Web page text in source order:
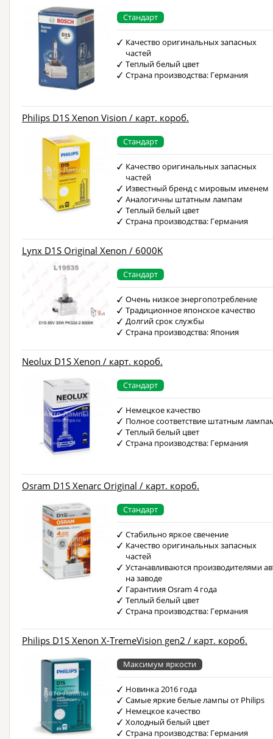
Стандарт
Качество оригинальных запасных
частей
Теплый белый цвет
Страна производства: Германия
Philips D1S Xenon Vision / карт. короб.
Стандарт
Качество оригинальных запасных
частей
Известный бренд с мировым именем
Аналогичны штатным лампам
Теплый белый цвет
Страна производства: Германия
Lynx D1S Original Xenon / 6000K
Стандарт
Очень низкое энергопотребление
Традиционное японское качество
Долгий срок службы
Страна производства: Япония
Neolux D1S Xenon / карт. короб.
Стандарт
Немецкое качество
Полное соответствие штатным
Теплый белый цвет
Страна производства: Германия
Osram D1S Xenarc Original / карт. короб.
Стандарт
Стабильно яркое свечение
Качество оригинальных запасных
частей
Устанавливаются производителями
на заводе
Гарантиия Osram 4 года
Теплый белый цвет
Страна производства: Германия
Philips D1S Xenon X-TremeVision gen2 / карт. короб.
Максимум яркости
Новинка 2016 года
Самые яркие белые лампы от Philips
Немецкое качество
Холодный белый цвет
Страна производства: Германия